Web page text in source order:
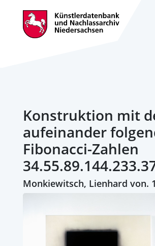
Konstruktion mit
aufeinander
Fibonacci-Zahlen
Monkiewitsch, Lienhard von.